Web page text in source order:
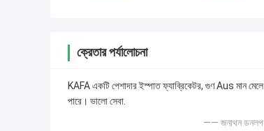
ক্রেতার পর্যালোচনা
KAFA একটি পেশাদার ইস্পাত ফ্যাব্রিকেটর, গুণ Aus মান মেলে
পারে। ভালো সেবা.
—— জনাথন ডনলপ